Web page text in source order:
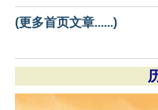
(更多首页文章......)